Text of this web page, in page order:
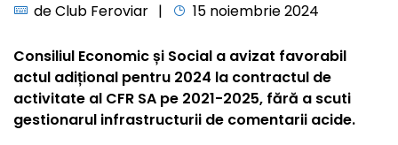
deClub Feroviar 15 noiembrie 2024
Consiliul Economic și Social a avizat favorabil
actul adițional pentru 2024 la contractul de
activitate al CFR SA pe 2021-2025, fără a scuti
gestionarul infrastructurii de comentarii acide.